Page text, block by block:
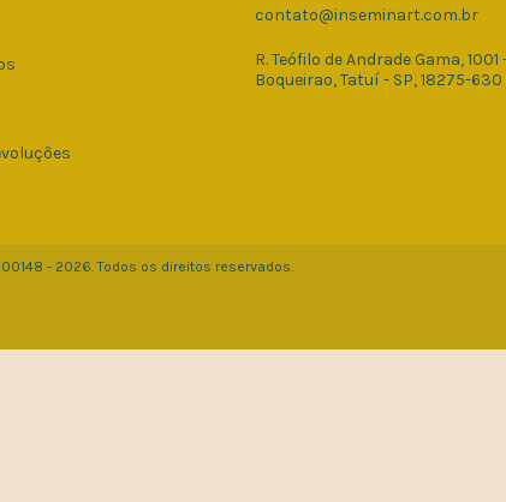
contato@inseminart.com.br
R. Teófilo de Andrade Gama, 1001
Boqueirao, Tatuí - SP, 18275-630
- 2026. Todos os direitos reservados.